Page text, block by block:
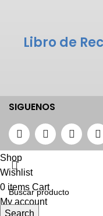
Libro de
SIGUENOS
Search
Shop
Wishlist
0 items Cart
My account